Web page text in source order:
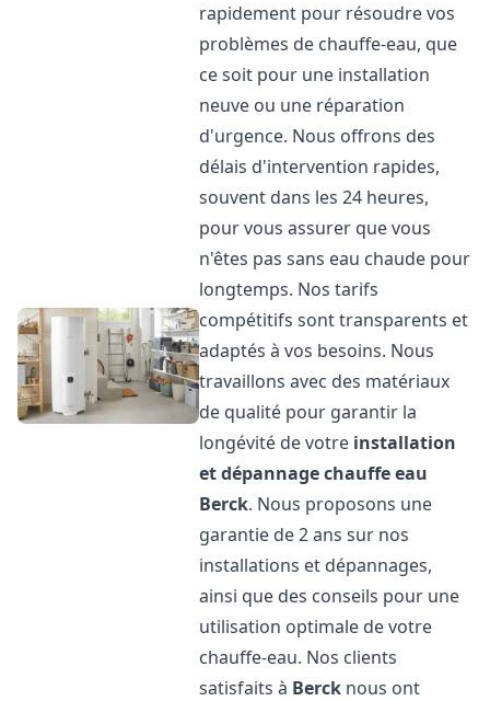
rapidement pour résoudre vos
problèmes de chauffe-eau, que
ce soit pour une installation
neuve ou une réparation
d'urgence. Nous offrons des
délais d'intervention rapides,
souvent dans les 24 heures,
pour vous assurer que vous
n'êtes pas sans eau chaude pour
longtemps. Nos tarifs
compétitifs sont transparents et
adaptés à vos besoins. Nous
travaillons avec des matériaux
de qualité pour garantir la
longévité de votre installation
et dépannage chauffe eau
Berck. Nous proposons une
garantie de 2 ans sur nos
installations et dépannages,
ainsi que des conseils pour une
utilisation optimale de votre
chauffe-eau. Nos clients
satisfaits à Berck nous ont